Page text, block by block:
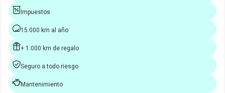
Impuestos
15.000 km al año
+ 1.000 km de regalo
Seguro a todo riesgo
Mantenimiento